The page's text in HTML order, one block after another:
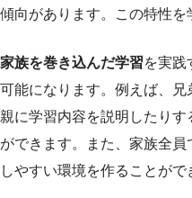
傾向があります。この特性を
家族を巻き込んだ学習を実践
可能になります。例えば、
親に学習内容を説明したり
ができます。また、家族全
しやすい環境を作ることがで